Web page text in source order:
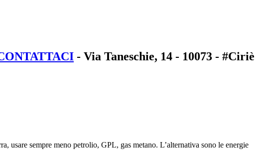
- Via Taneschie, 14 - 10073 - #Ciriè
usare sempre meno petrolio, GPL, gas metano. L’alternativa sono le energie